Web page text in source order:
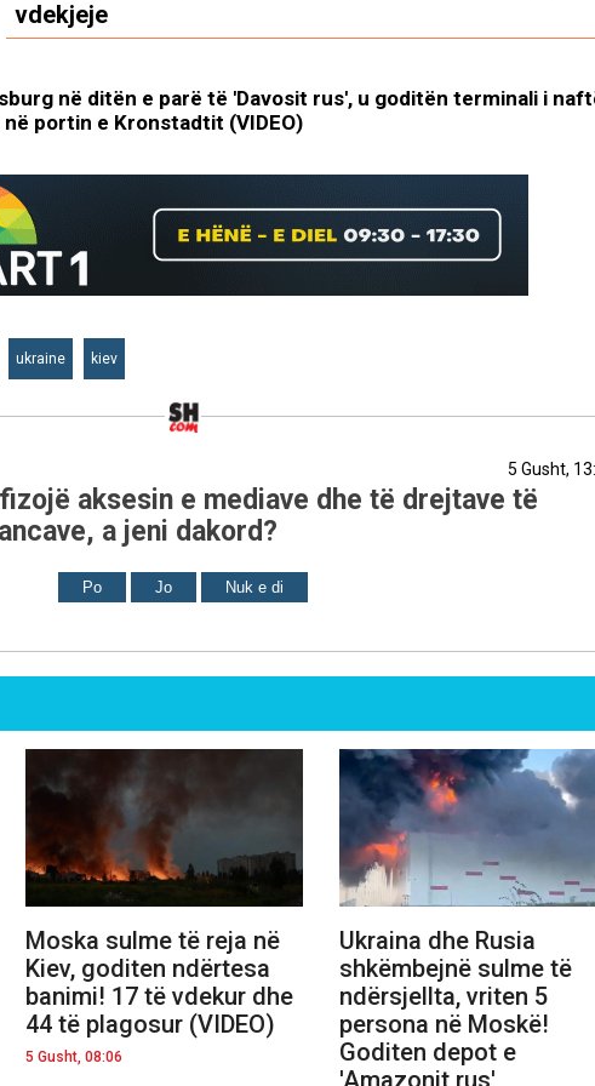
vdekjeje
në ditën e parë të 'Davosit rus', u goditën terminali i
portin e Kronstadtit (VIDEO)
ukraine kiev
5 Gusht,
aksesin e mediave dhe të drejtave të
a jeni dakord?
Po Jo Nuk e di
Moska sulme të reja në
Kiev, goditen ndërtesa
banimi! 17 të vdekur dhe
44 të plagosur (VIDEO)
5 Gusht, 08:06
Ukraina dhe Rusia
shkëmbejnë sulme të
ndërsjellta, vriten 5
persona në Moskë!
Goditen depot e
'Amazonit rus'